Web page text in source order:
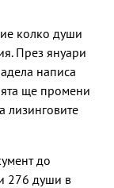
колко души
През януари
написа
ще промени
лизинговите
до
276 души в